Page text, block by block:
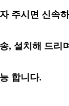
주시면 신속
, 설치해 드리
합니다.